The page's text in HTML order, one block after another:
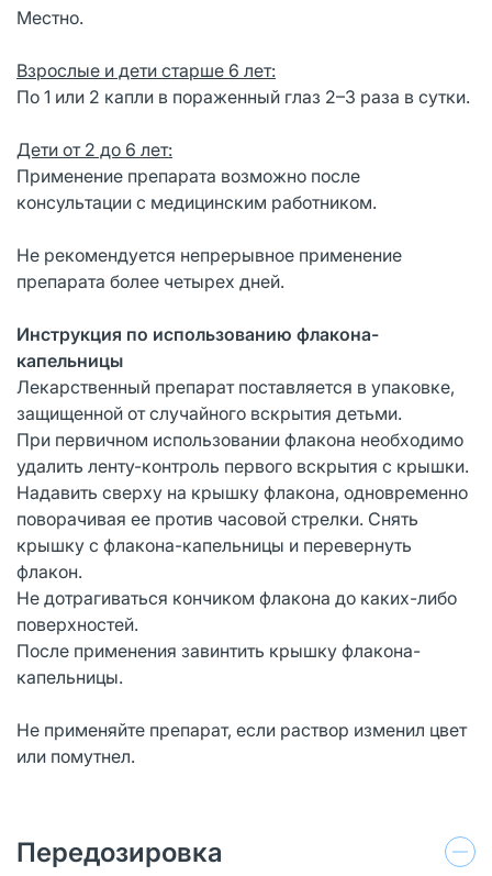
Местно.
Взрослые и дети старше 6 лет:
По 1 или 2 капли в пораженный глаз 2–3 раза в сутки.
Дети от 2 до 6 лет:
Применение препарата возможно после
консультации с медицинским работником.
Не рекомендуется непрерывное применение
препарата более четырех дней.
Инструкция по использованию флакона-
капельницы
Лекарственный препарат поставляется в упаковке,
защищенной от случайного вскрытия детьми.
При первичном использовании флакона необходимо
удалить ленту-контроль первого вскрытия с крышки.
Надавить сверху на крышку флакона, одновременно
поворачивая ее против часовой стрелки. Снять
крышку с флакона-капельницы и перевернуть
флакон.
Не дотрагиваться кончиком флакона до каких-либо
поверхностей.
После применения завинтить крышку флакона-
капельницы.
Не применяйте препарат, если раствор изменил цвет
или помутнел.
Передозировка